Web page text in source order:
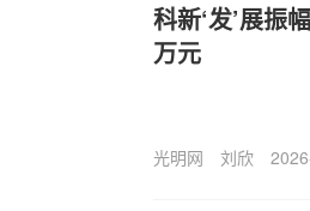
科新‘发’展振
万元
光明网 刘欣